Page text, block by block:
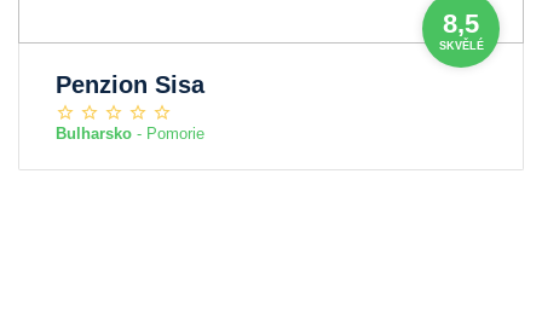
8,5
SKVĚLÉ
Penzion Sisa
Bulharsko - Pomorie